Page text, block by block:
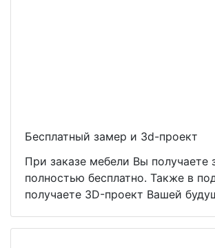
Бесплатный замер и 3d-проект
При заказе мебели Вы получаете
полностью бесплатно. Также в
получаете 3D-проект Вашей